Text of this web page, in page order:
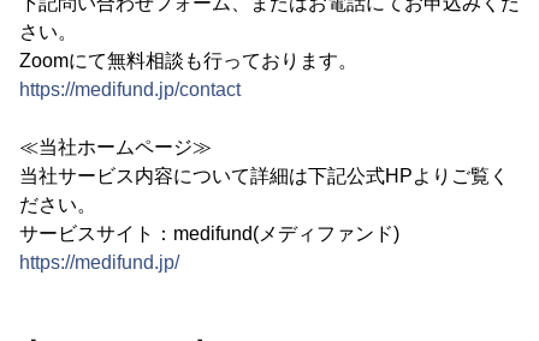
さい。
Zoomにて無料相談も行っております。
https://medifund.jp/contact
≪当社ホームページ≫
当社サービス内容について詳細は下記公式HPよりご覧く
ださい。
サービスサイト：medifund(メディファンド)
https://medifund.jp/